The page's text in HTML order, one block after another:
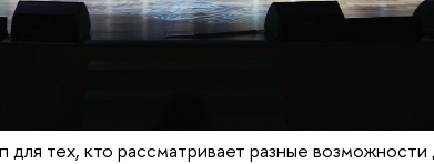
тех, кто рассматривает разные возможности